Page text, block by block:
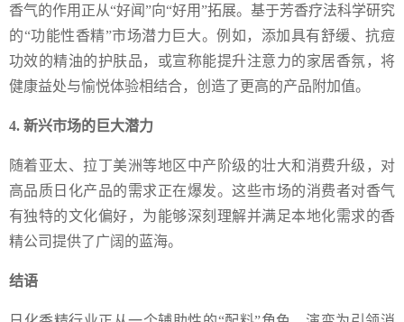
香气的作用正从“好闻”向“好用”拓展。基于芳香疗法科学研究
的“功能性香精”市场潜力巨大。例如，添加具有舒缓、抗痘
功效的精油的护肤品，或宣称能提升注意力的家居香氛，将
健康益处与愉悦体验相结合，创造了更高的产品附加值。
4. 新兴市场的巨大潜力
随着亚太、拉丁美洲等地区中产阶级的壮大和消费升级，对
高品质日化产品的需求正在爆发。这些市场的消费者对香气
有独特的文化偏好，为能够深刻理解并满足本地化需求的香
精公司提供了广阔的蓝海。
结语